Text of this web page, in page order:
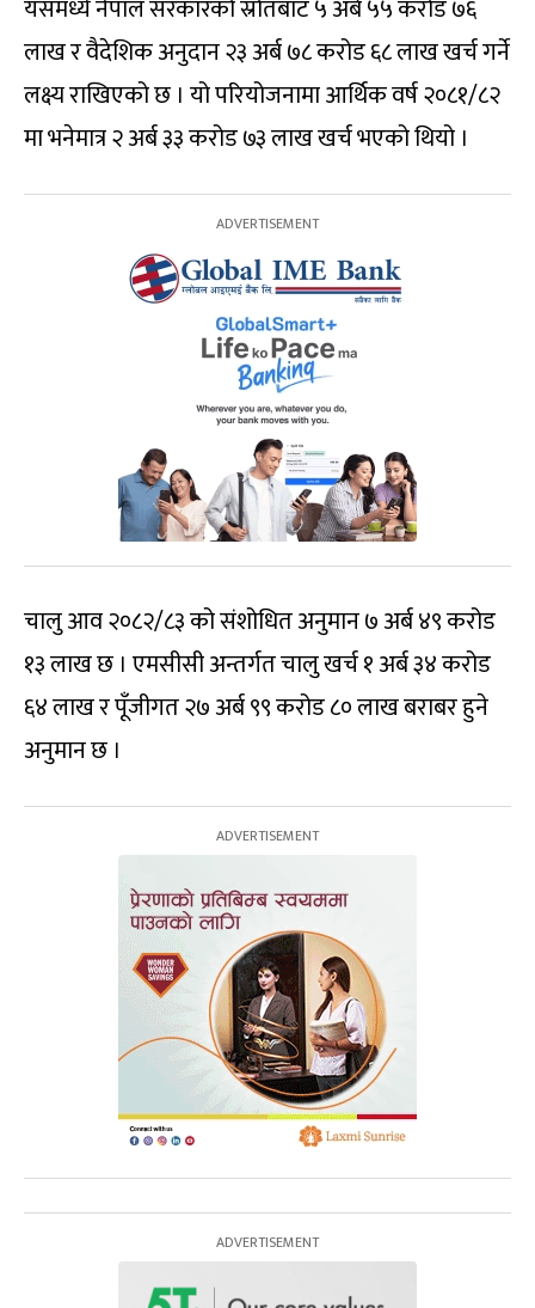
यसमध्ये नेपाल सरकारको स्रोतबाट ५ अर्ब ५५ करोड ७६
लाख र वैदेशिक अनुदान २३ अर्ब ७८ करोड ६८ लाख खर्च गर्ने
लक्ष्य राखिएको छ । यो परियोजनामा आर्थिक वर्ष २०८१/८२
मा भनेमात्र २ अर्ब ३३ करोड ७३ लाख खर्च भएको थियो ।
चालु आव २०८२/८३ को संशोधित अनुमान ७ अर्ब ४९ करोड
१३ लाख छ । एमसीसी अन्तर्गत चालु खर्च १ अर्ब ३४ करोड
६४ लाख र पूँजीगत २७ अर्ब ९९ करोड ८० लाख बराबर हुने
अनुमान छ ।